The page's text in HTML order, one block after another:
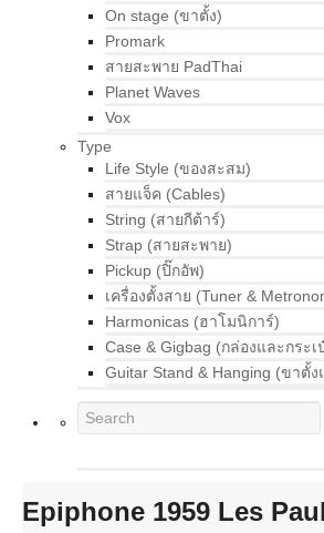
On stage (ขาตั้ง)
Promark
สายสะพาย PadThai
Planet Waves
Vox
Type
Life Style (ของสะสม)
สายแจ็ค (Cables)
String (สายกีต้าร์)
Strap (สายสะพาย)
Pickup (ปิ๊กอัพ)
เครื่องตั้งสาย (Tuner &
Harmonicas (ฮาโมนิการ์)
Case & Gigbag (กล่องและกระ
Guitar Stand & Hanging (ขาตั้
Epiphone 1959 Les